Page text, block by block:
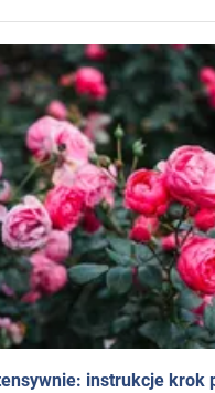
instrukcje krok